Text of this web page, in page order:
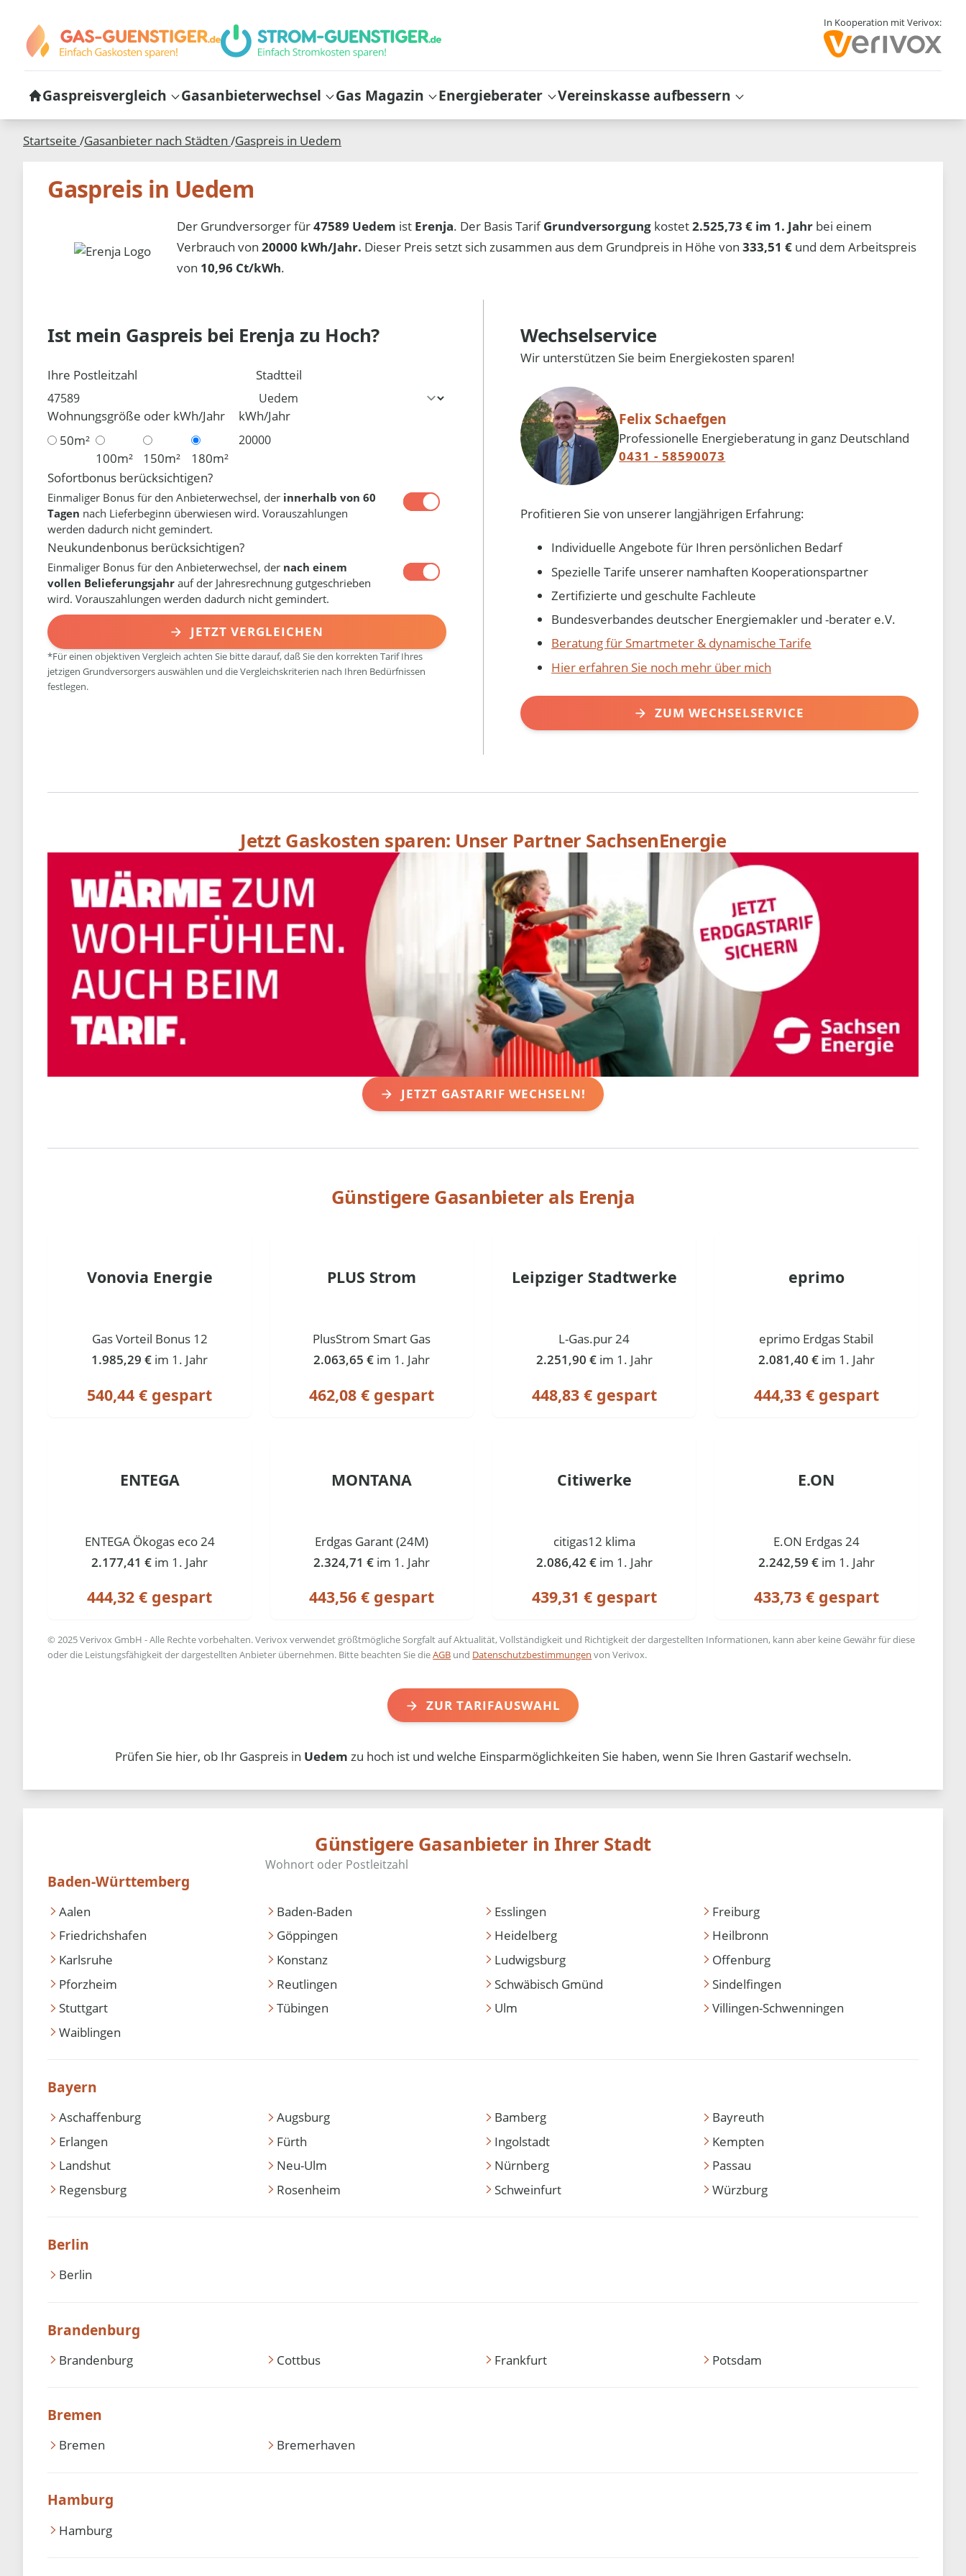
In Kooperation mit Verivox:
Gaspreisvergleich Gasanbieterwechsel Gas Magazin Energieberater Vereinskasse aufbessern
Startseite /Gasanbieter nach Städten /Gaspreis in Uedem
Gaspreis in Uedem
Der Grundversorger für47589 Uedem ist Erenja. Der Basis TarifGrundversorgung kostet2.525,73 € im 1. Jahr bei einem
Verbrauch von20000 kWh/Jahr. Dieser Preis setzt sich zusammen aus dem Grundpreis in Höhe von333,51 € und dem Arbeitspreis
von 10,96 Ct/kWh.
Ist mein Gaspreis bei Erenja zu Hoch?
Ihre Postleitzahl Stadtteil
Wohnungsgröße oder kWh/Jahr
50m²
100m²
150m² 180m²
kWh/Jahr
Sofortbonus berücksichtigen?
Einmaliger Bonus für den Anbieterwechsel, der innerhalb von 60
Tagen nach Lieferbeginn überwiesen wird. Vorauszahlungen
werden dadurch nicht gemindert.
Neukundenbonus berücksichtigen?
Einmaliger Bonus für den Anbieterwechsel, der nach einem
vollen Belieferungsjahr auf der Jahresrechnung gutgeschrieben
wird. Vorauszahlungen werden dadurch nicht gemindert.
JETZT VERGLEICHEN
*Für einen objektiven Vergleich achten Sie bitte darauf, daß Sie den korrekten Tarif Ihres
jetzigen Grundversorgers auswählen und die Vergleichskriterien nach Ihren Bedürfnissen
festlegen.
Wechselservice
Wir unterstützen Sie beim Energiekosten sparen!
Felix Schaefgen
Professionelle Energieberatung in ganz Deutschland
0431 - 58590073
Profitieren Sie von unserer langjährigen Erfahrung:
Individuelle Angebote für Ihren persönlichen Bedarf
Spezielle Tarife unserer namhaften Kooperationspartner
Zertifizierte und geschulte Fachleute
Bundesverbandes deutscher Energiemakler und -berater e.V.
Beratung für Smartmeter & dynamische Tarife
Hier erfahren Sie noch mehr über mich
ZUM WECHSELSERVICE
Jetzt Gaskosten sparen: Unser Partner SachsenEnergie
JETZT GASTARIF WECHSELN!
Günstigere Gasanbieter als Erenja
Vonovia Energie
Gas Vorteil Bonus 12
1.985,29 € im 1. Jahr
540,44 € gespart
PLUS Strom
PlusStrom Smart Gas
2.063,65 € im 1. Jahr
462,08 € gespart
Leipziger Stadtwerke
L-Gas.pur 24
2.251,90 € im 1. Jahr
448,83 € gespart
eprimo
eprimo Erdgas Stabil
2.081,40 € im 1. Jahr
444,33 € gespart
ENTEGA
ENTEGA Ökogas eco 24
2.177,41 € im 1. Jahr
444,32 € gespart
MONTANA
Erdgas Garant (24M)
2.324,71 € im 1. Jahr
443,56 € gespart
Citiwerke
citigas12 klima
2.086,42 € im 1. Jahr
439,31 € gespart
E.ON
E.ON Erdgas 24
2.242,59 € im 1. Jahr
433,73 € gespart
© 2025 Verivox GmbH - Alle Rechte vorbehalten. Verivox verwendet größtmögliche Sorgfalt auf Aktualität, Vollständigkeit und Richtigkeit der dargestellten Informationen, kann aber keine Gewähr für diese
oder die Leistungsfähigkeit der dargestellten Anbieter übernehmen. Bitte beachten Sie dieAGB und Datenschutzbestimmungen von Verivox.
ZUR TARIFAUSWAHL
Prüfen Sie hier, ob Ihr Gaspreis in Uedem zu hoch ist und welche Einsparmöglichkeiten Sie haben, wenn Sie Ihren Gastarif wechseln.
Günstigere Gasanbieter in Ihrer Stadt
Baden-Württemberg
Aalen Baden-Baden Esslingen
Freiburg
Friedrichshafen
Göppingen Heidelberg
Heilbronn
Karlsruhe
Konstanz Ludwigsburg
Offenburg
Pforzheim
Reutlingen Schwäbisch Gmünd
Sindelfingen
Stuttgart
Tübingen Ulm
Villingen-Schwenningen
Waiblingen
Bayern
Aschaffenburg Augsburg Bamberg
Bayreuth
Erlangen
Fürth Ingolstadt
Kempten
Landshut
Neu-Ulm Nürnberg
Passau
Regensburg
Rosenheim Schweinfurt Würzburg
Berlin
Berlin
Brandenburg
Brandenburg Cottbus Frankfurt Potsdam
Bremen
Bremen Bremerhaven
Hamburg
Hamburg